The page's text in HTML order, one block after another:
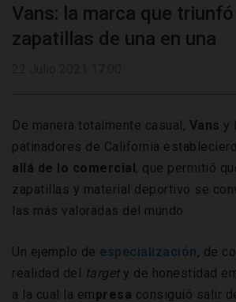
Vans: la marca que
zapatillas de una en una
De manera totalmente casual, Vans y
patinadores de California
allá de lo comercial , que permitió
zapatillas y material deportivo se
las más valoradas del mundo.
Un ejemplo de especialización, de
realidad del
target y de honestidad
a la cual la empresa consiguió salir